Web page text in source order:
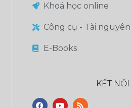
Khoá học online
Công cụ - Tài nguyên
E-Books
KẾT NỐI: